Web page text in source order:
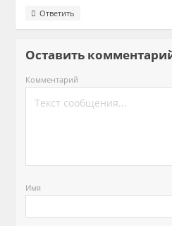
Ответить
Оставить
Комментарий
Имя